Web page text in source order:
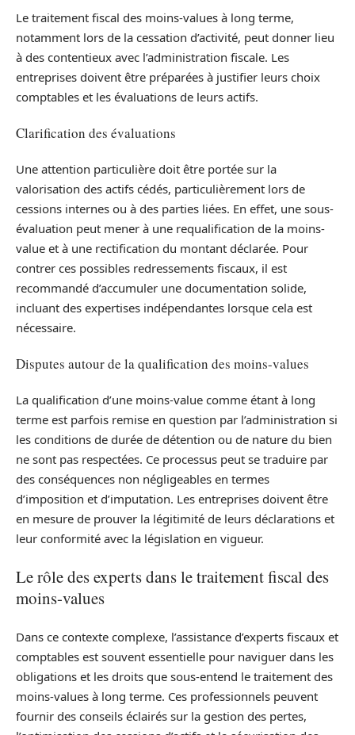
Le traitement fiscal des moins-values à long terme,
notamment lors de la cessation d’activité, peut donner lieu
à des contentieux avec l’administration fiscale. Les
entreprises doivent être préparées à justifier leurs choix
comptables et les évaluations de leurs actifs.
Clarification des évaluations
Une attention particulière doit être portée sur la
valorisation des actifs cédés, particulièrement lors de
cessions internes ou à des parties liées. En effet, une sous-
évaluation peut mener à une requalification de la moins-
value et à une rectification du montant déclarée. Pour
contrer ces possibles redressements fiscaux, il est
recommandé d’accumuler une documentation solide,
incluant des expertises indépendantes lorsque cela est
nécessaire.
Disputes autour de la qualification des moins-values
La qualification d’une moins-value comme étant à long
terme est parfois remise en question par l’administration si
les conditions de durée de détention ou de nature du bien
ne sont pas respectées. Ce processus peut se traduire par
des conséquences non négligeables en termes
d’imposition et d’imputation. Les entreprises doivent être
en mesure de prouver la légitimité de leurs déclarations et
leur conformité avec la législation en vigueur.
Le rôle des experts dans le traitement fiscal des
moins-values
Dans ce contexte complexe, l’assistance d’experts fiscaux et
comptables est souvent essentielle pour naviguer dans les
obligations et les droits que sous-entend le traitement des
moins-values à long terme. Ces professionnels peuvent
fournir des conseils éclairés sur la gestion des pertes,